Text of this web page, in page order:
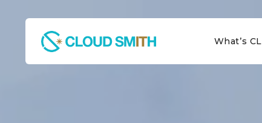
What’s